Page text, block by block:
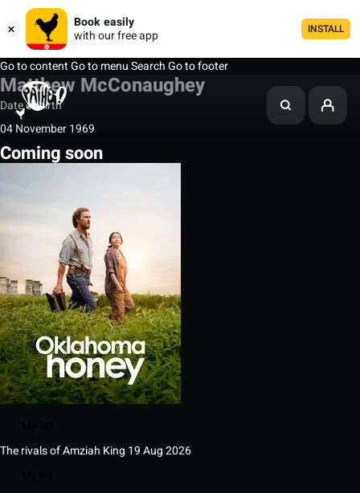
Book easily
with our free app
INSTALL
Go to contentGo to menuSearchGo to footer
Matthew McConaughey
Date of birth
04 November 1969
Coming soon
The rivals of Amziah King 19 Aug 2026